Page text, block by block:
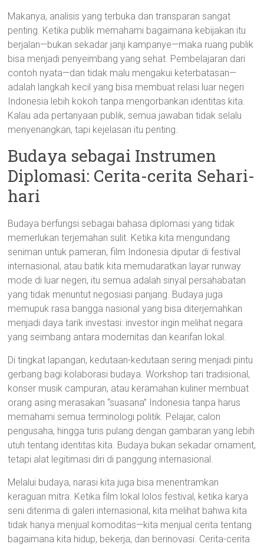
Makanya, analisis yang terbuka dan transparan sangat
penting. Ketika publik memahami bagaimana kebijakan itu
berjalan—bukan sekadar janji kampanye—maka ruang publik
bisa menjadi penyeimbang yang sehat. Pembelajaran dari
contoh nyata—dan tidak malu mengakui keterbatasan—
adalah langkah kecil yang bisa membuat relasi luar negeri
Indonesia lebih kokoh tanpa mengorbankan identitas kita.
Kalau ada pertanyaan publik, semua jawaban tidak selalu
menyenangkan, tapi kejelasan itu penting.
Budaya sebagai Instrumen
Diplomasi: Cerita-cerita Sehari-
hari
Budaya berfungsi sebagai bahasa diplomasi yang tidak
memerlukan terjemahan sulit. Ketika kita mengundang
seniman untuk pameran, film Indonesia diputar di festival
internasional, atau batik kita memudaratkan layar runway
mode di luar negeri, itu semua adalah sinyal persahabatan
yang tidak menuntut negosiasi panjang. Budaya juga
memupuk rasa bangga nasional yang bisa diterjemahkan
menjadi daya tarik investasi: investor ingin melihat negara
yang seimbang antara modernitas dan kearifan lokal.
Di tingkat lapangan, kedutaan-kedutaan sering menjadi pintu
gerbang bagi kolaborasi budaya. Workshop tari tradisional,
konser musik campuran, atau keramahan kuliner membuat
orang asing merasakan “suasana” Indonesia tanpa harus
memahami semua terminologi politik. Pelajar, calon
pengusaha, hingga turis pulang dengan gambaran yang lebih
utuh tentang identitas kita. Budaya bukan sekadar ornament,
tetapi alat legitimasi diri di panggung internasional.
Melalui budaya, narasi kita juga bisa menentramkan
keraguan mitra. Ketika film lokal lolos festival, ketika karya
seni diterima di galeri internasional, kita melihat bahwa kita
tidak hanya menjual komoditas—kita menjual cerita tentang
bagaimana kita hidup, bekerja, dan berinovasi. Cerita-cerita